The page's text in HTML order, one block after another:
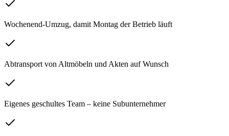
Wochenend-Umzug, damit Montag der Betrieb läuft
Abtransport von Altmöbeln und Akten auf Wunsch
Eigenes geschultes Team – keine Subunternehmer